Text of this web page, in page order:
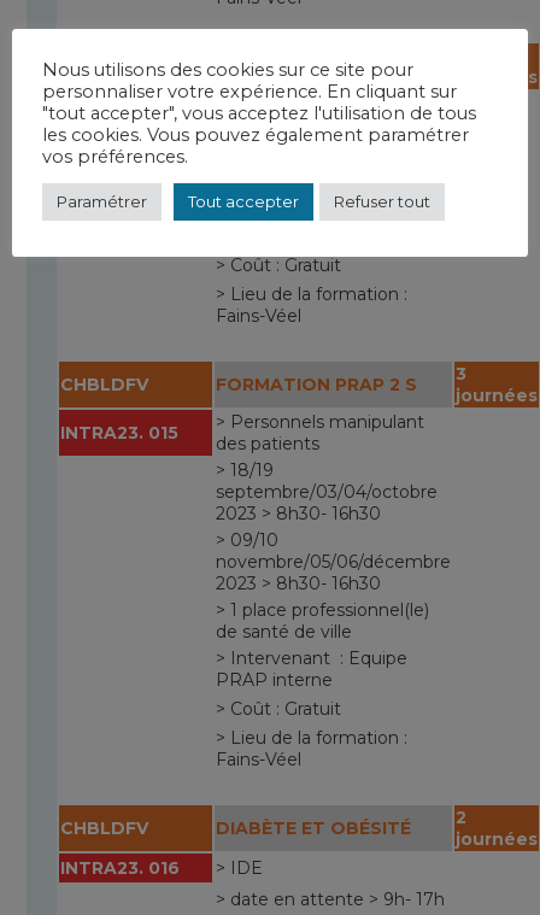
CHBLDFV
PRATIQUE DE SOINS
journées
INTRA23. 013
> Personnels de soins
> 3 octobre 2023 > 9h- 17h
de santé de ville
> Intervenant : Equipe
> Coût : Gratuit
> Lieu de la formation :
Fains-Véel
CHBLDFV FORMATION PRAP 2 S
3
journées
INTRA23. 015
> Personnels manipulant
des patients
> 18/19
septembre/03/04/octobre
2023 > 8h30- 16h30
> 09/10
novembre/05/06/décembre
2023 > 8h30- 16h30
> 1 place professionnel(le)
de santé de ville
> Intervenant : Equipe
PRAP interne
> Coût : Gratuit
> Lieu de la formation :
Fains-Véel
CHBLDFV DIABÈTE ET OBÉSITÉ
2
journées
INTRA23. 016
> IDE
> date en attente > 9h- 17h
Nous utilisons des cookies sur ce site pour
personnaliser votre expérience. En cliquant sur
"tout accepter", vous acceptez l'utilisation de tous
les cookies. Vous pouvez également paramétrer
vos préférences.
Paramétrer Tout accepter Refuser tout